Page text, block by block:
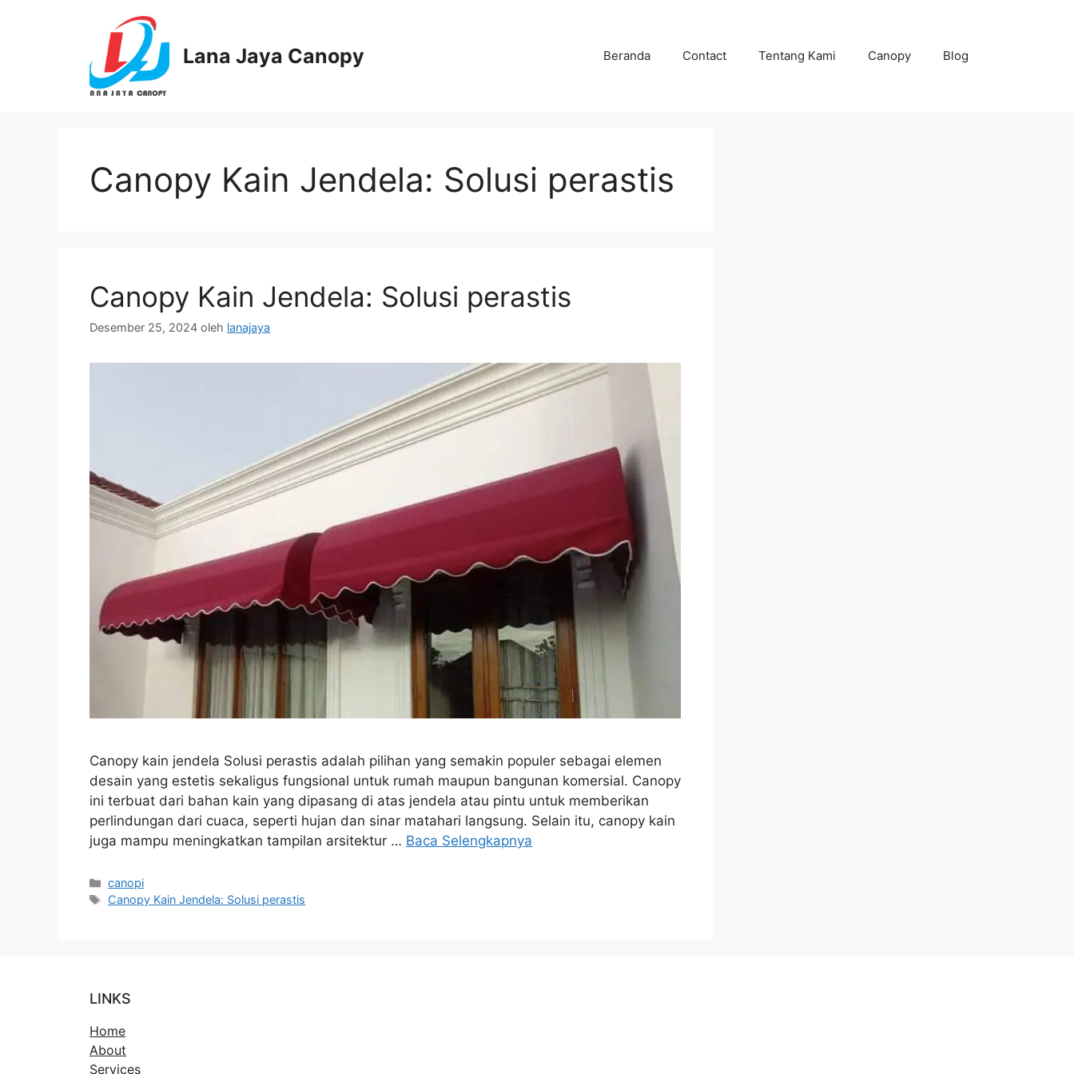
Lana Jaya Canopy Beranda Contact Tentang Kami Canopy Blog
Canopy Kain Jendela: Solusi perastis
Canopy Kain Jendela: Solusi perastis
Desember 25, 2024 oleh lanajaya
Canopy kain jendela Solusi perastis adalah pilihan yang semakin populer sebagai elemen
desain yang estetis sekaligus fungsional untuk rumah maupun bangunan komersial. Canopy
ini terbuat dari bahan kain yang dipasang di atas jendela atau pintu untuk memberikan
perlindungan dari cuaca, seperti hujan dan sinar matahari langsung. Selain itu, canopy kain
juga mampu meningkatkan tampilan arsitektur … Baca Selengkapnya
Kategori
canopi
Tag
Canopy Kain Jendela: Solusi perastis
LINKS
Home
About
Services